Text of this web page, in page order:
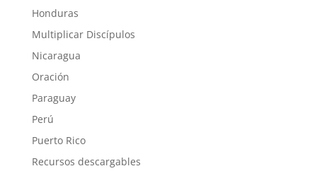
Honduras
Multiplicar Discípulos
Nicaragua
Oración
Paraguay
Perú
Puerto Rico
Recursos descargables